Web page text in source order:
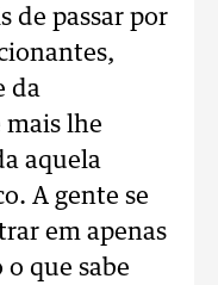
de passar por
da
mais lhe
aquela
A gente se
em apenas
que sabe